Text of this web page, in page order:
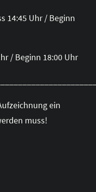
14:45 Uhr / Beginn
/ Beginn 18:00 Uhr
ein
muss!